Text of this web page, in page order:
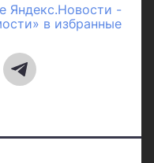
Яндекс.Новости -
в избранные